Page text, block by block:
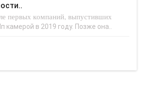
первых компаний, выпустивших
в 2019 году. Позже она..